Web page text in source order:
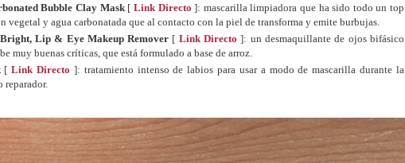
Bubble Clay Mask[ Link Directo ]: mascarilla limpiadora que ha sido todo un top
vegetal y agua carbonatada que al contacto con la piel de transforma y emite burbujas.
Lip & Eye Makeup Remover [ Link Directo ]: un desmaquillante de ojos bifásico
muy buenas críticas, que está formulado a base de arroz.
[Link Directo ]: tratamiento intenso de labios para usar a modo de mascarilla durante la
reparador.